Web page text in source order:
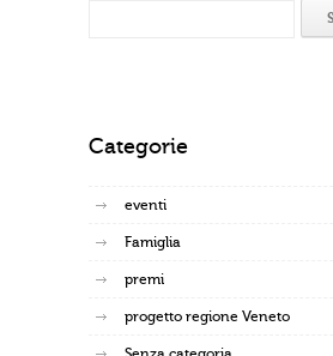
Categorie
eventi
Famiglia
premi
progetto regione Veneto